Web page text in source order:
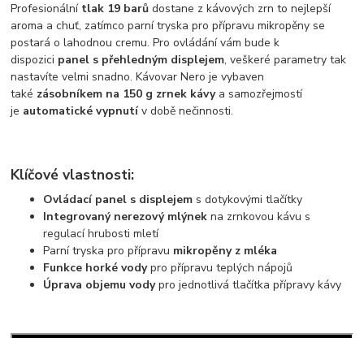
Profesionální tlak 19 barů dostane z kávových zrn to nejlepší
aroma a chuť, zatímco parní tryska pro přípravu mikropěny se
postará o lahodnou cremu. Pro ovládání vám bude k
dispozici panel s přehledným displejem, veškeré parametry tak
nastavíte velmi snadno. Kávovar Nero je vybaven
také zásobníkem na 150 g zrnek kávya samozřejmostí
je automatické vypnutív době nečinnosti.
Klíčové vlastnosti:
Ovládací panel s displejem s dotykovými tlačítky
Integrovaný nerezový mlýnek na zrnkovou kávu s
regulací hrubosti mletí
Parní tryska pro přípravu mikropěny z mléka
Funkce horké vodypro přípravu teplých nápojů
Úprava objemu vodypro jednotlivá tlačítka přípravy kávy